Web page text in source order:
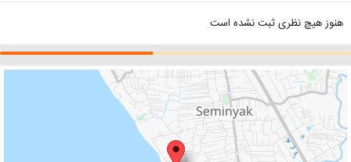
هنوز هیچ نظری ثبت نشده است